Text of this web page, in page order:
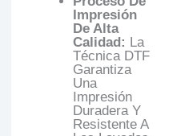
Impresión
De Alta
Calidad: La
Técnica DTF
Garantiza
Una
Impresión
Duradera Y
Resistente A